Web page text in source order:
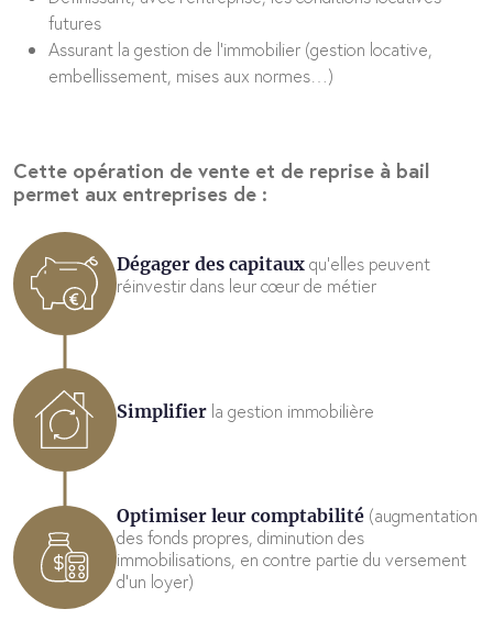
futures
Assurant la gestion de l’immobilier (gestion locative,
embellissement, mises aux normes…)
Cette opération de vente et de reprise à bail
permet aux entreprises de :
Dégager des capitaux qu’elles peuvent
réinvestir dans leur cœur de métier
Simplifier la gestion immobilière
Optimiser leur comptabilité (augmentation
des fonds propres, diminution des
immobilisations, en contre partie du versement
d’un loyer)